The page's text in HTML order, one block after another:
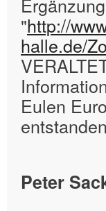
"http://
halle.de/
Eulen
Peter